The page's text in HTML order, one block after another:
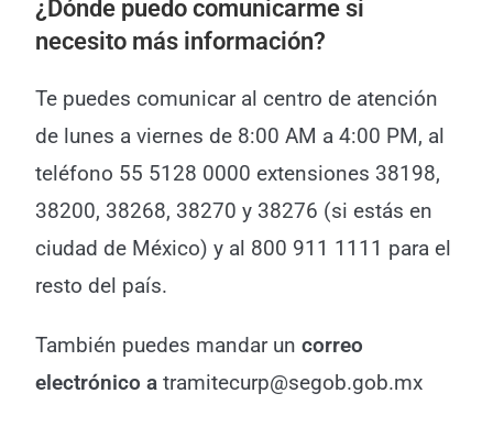
¿Dónde puedo comunicarme si
necesito más información?
Te puedes comunicar al centro de atención
de lunes a viernes de 8:00 AM a 4:00 PM, al
teléfono 55 5128 0000 extensiones 38198,
38200, 38268, 38270 y 38276 (si estás en
ciudad de México) y al 800 911 1111 para el
resto del país.
También puedes mandar uncorreo
electrónico a tramitecurp@segob.gob.mx